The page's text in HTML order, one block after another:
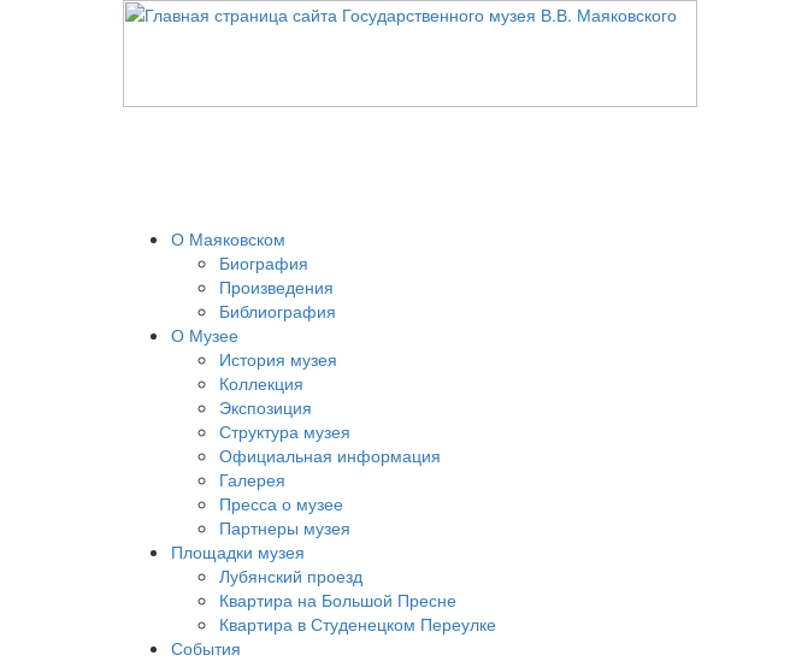
О Маяковском
Биография
Произведения
Библиография
О Музее
История музея
Коллекция
Экспозиция
Структура музея
Официальная информация
Галерея
Пресса о музее
Партнеры музея
Площадки музея
Лубянский проезд
Квартира на Большой Пресне
Квартира в Студенецком Переулке
События